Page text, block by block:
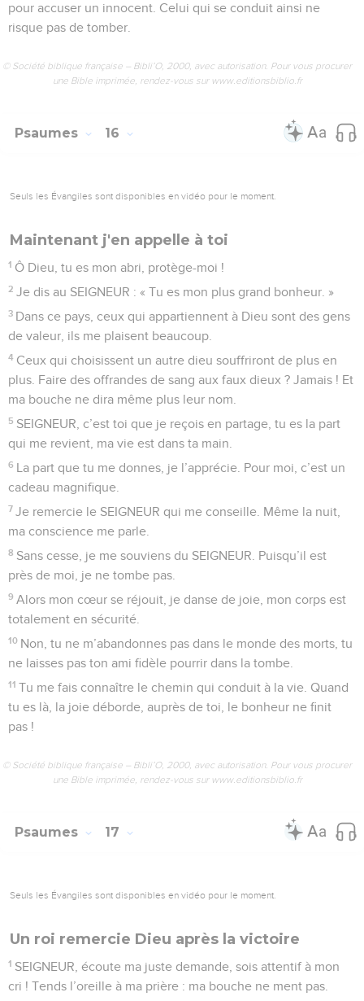
pour accuser un innocent. Celui qui se conduit ainsi ne
risque pas de tomber.
© Société biblique française – Bibli’O, 2000, avec autorisation. Pour vous procurer
une Bible imprimée, rendez-vous sur www.editionsbiblio.fr
Psaumes 16
Seuls les Évangiles sont disponibles en vidéo pour le moment.
Maintenant j'en appelle à toi
1 Ô Dieu, tu es mon abri, protège-moi !
2 Je dis au SEIGNEUR : « Tu es mon plus grand bonheur. »
3 Dans ce pays, ceux qui appartiennent à Dieu sont des gens
de valeur, ils me plaisent beaucoup.
4 Ceux qui choisissent un autre dieu souffriront de plus en
plus. Faire des offrandes de sang aux faux dieux ? Jamais ! Et
ma bouche ne dira même plus leur nom.
5 SEIGNEUR, c’est toi que je reçois en partage, tu es la part
qui me revient, ma vie est dans ta main.
6 La part que tu me donnes, je l’apprécie. Pour moi, c’est un
cadeau magnifique.
7 Je remercie le SEIGNEUR qui me conseille. Même la nuit,
ma conscience me parle.
8 Sans cesse, je me souviens du SEIGNEUR. Puisqu’il est
près de moi, je ne tombe pas.
9 Alors mon cœur se réjouit, je danse de joie, mon corps est
totalement en sécurité.
10 Non, tu ne m’abandonnes pas dans le monde des morts, tu
ne laisses pas ton ami fidèle pourrir dans la tombe.
11 Tu me fais connaître le chemin qui conduit à la vie. Quand
tu es là, la joie déborde, auprès de toi, le bonheur ne finit
pas !
© Société biblique française – Bibli’O, 2000, avec autorisation. Pour vous procurer
une Bible imprimée, rendez-vous sur www.editionsbiblio.fr
Psaumes 17
Seuls les Évangiles sont disponibles en vidéo pour le moment.
Un roi remercie Dieu après la victoire
1 SEIGNEUR, écoute ma juste demande, sois attentif à mon
cri ! Tends l’oreille à ma prière : ma bouche ne ment pas.